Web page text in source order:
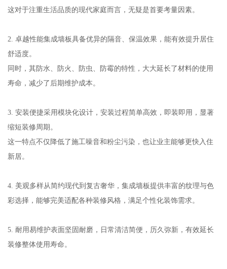
这对于注重生活品质的现代家庭而言，无疑是首要考量因素。
2. 卓越性能集成墙板具备优异的隔音、保温效果，能有效提升居住
舒适度。
同时，其防水、防火、防虫、防霉的特性，大大延长了材料的使用
寿命，减少了后期维护成本。
3. 安装便捷采用模块化设计，安装过程简单高效，即装即用，显著
缩短装修周期。
这一特点不仅降低了施工噪音和粉尘污染，也让业主能够更快入住
新居。
4. 美观多样从简约现代到复古奢华，集成墙板提供丰富的纹理与色
彩选择，能够完美适配各种装修风格，满足个性化装饰需求。
5. 耐用易维护表面坚固耐磨，日常清洁简便，历久弥新，有效延长
装修整体使用寿命。